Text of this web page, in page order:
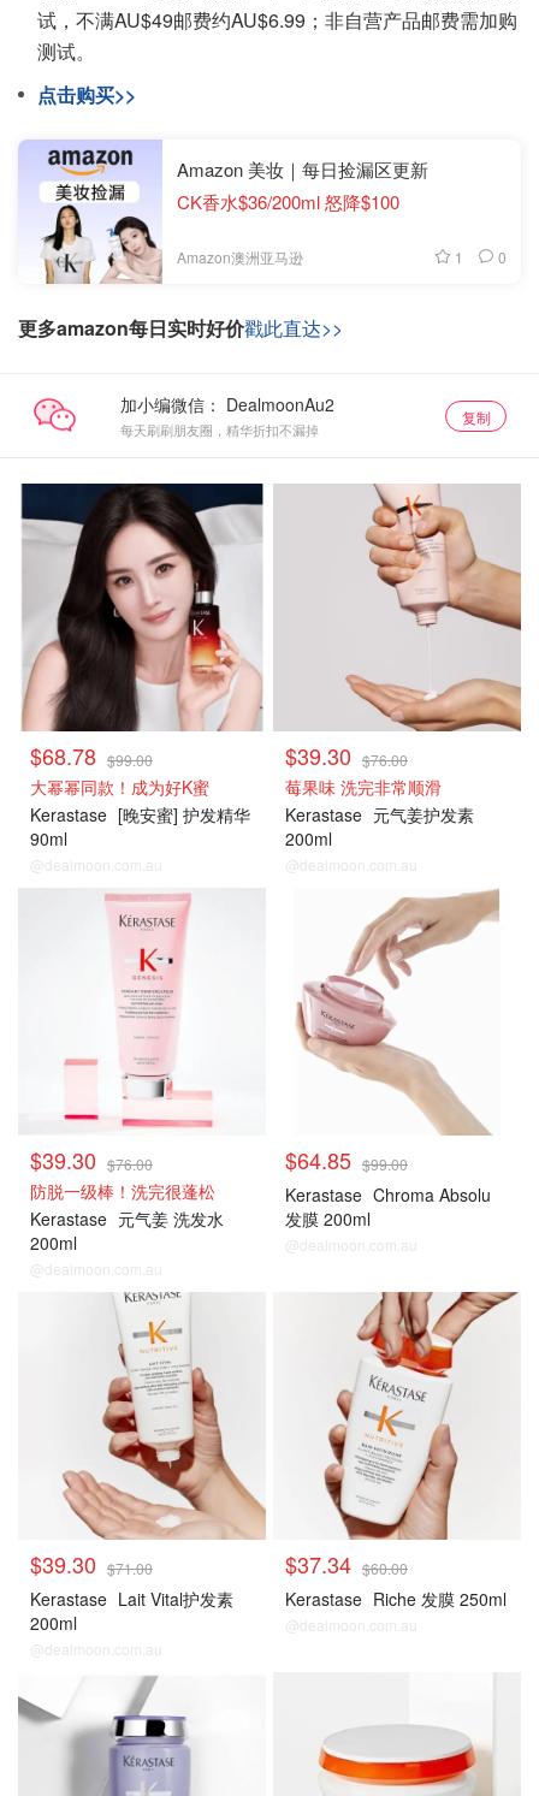
试，不满AU$49邮费约AU$6.99；非自营产品邮费需加购
测试。
点击购买>>
Amazon 美妆｜每日捡漏区更新
CK香水$36/200ml 怒降$100
Amazon澳洲亚马逊 1 0
更多amazon每日实时好价戳此直达>>
加小编微信：
每天刷刷朋友圈，精华折扣不漏掉
复制
$68.78 $99.00
大幂幂同款！成为好K蜜
Kerastase [晚安蜜] 护发精华
90ml
@dealmoon.com.au
$39.30 $76.00
莓果味 洗完非常顺滑
Kerastase 元气姜护发素
200ml
@dealmoon.com.au
$39.30 $76.00
防脱一级棒！洗完很蓬松
Kerastase 元气姜 洗发水
200ml
@dealmoon.com.au
$64.85 $99.00
Kerastase Chroma Absolu
发膜 200ml
@dealmoon.com.au
$39.30 $71.00
Kerastase Lait Vital护发素
200ml
@dealmoon.com.au
$37.34 $60.00
Kerastase Riche 发膜 250ml
@dealmoon.com.au